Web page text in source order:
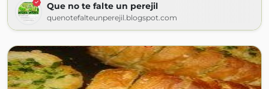
Que no te falte un perejil
quenotefalteunperejil.blogspot.com